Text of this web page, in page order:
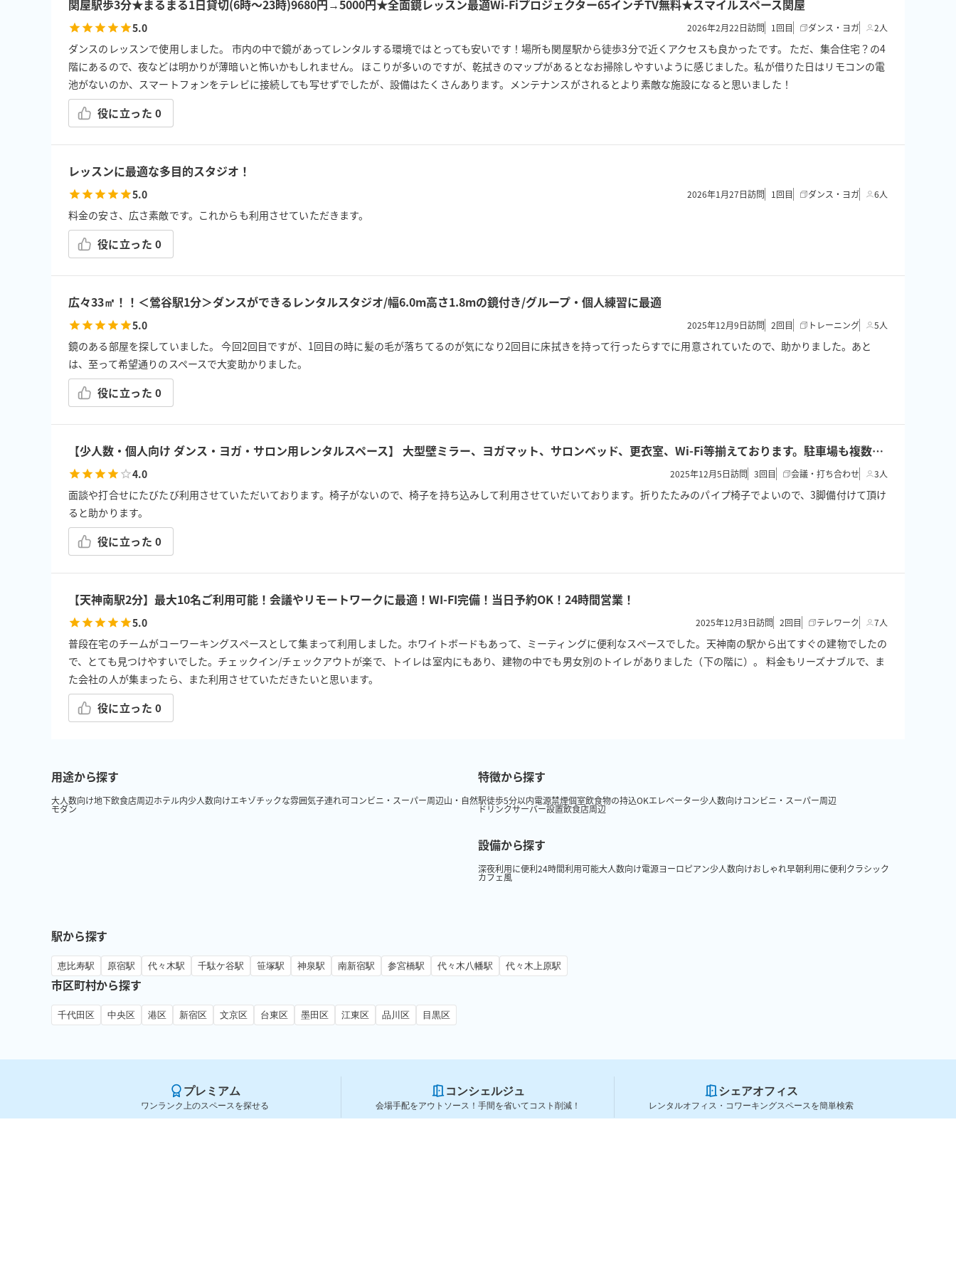
関屋駅歩3分★まるまる1日貸切(6時～23時)9680円→5000円★全面鏡レッスン最適Wi-Fiプロジェクター65インチTV無料★スマイルスペース関屋
5.0 2026年2月22日訪問 1 回目 ダンス・ヨガ 2人
ダンスのレッスンで使用しました。 市内の中で鏡があってレンタルする環境ではとっても安いです！場所も関屋駅から徒歩3分で近くアクセスも良かったです。 ただ、集合住宅？の4
階にあるので、夜などは明かりが薄暗いと怖いかもしれません。 ほこりが多いのですが、乾拭きのマップがあるとなお掃除しやすいように感じました。私が借りた日はリモコンの電
池がないのか、スマートフォンをテレビに接続しても写せずでしたが、設備はたくさんあります。メンテナンスがされるとより素敵な施設になると思いました！
役に立った 0
レッスンに最適な多目的スタジオ！
5.0 2026年1月27日訪問 1 回目 ダンス・ヨガ 6人
料金の安さ、広さ素敵です。これからも利用させていただきます。
役に立った 0
広々33㎡！！＜鶯谷駅1分＞ダンスができるレンタルスタジオ/幅6.0m高さ1.8mの鏡付き/グループ・個人練習に最適
5.0 2025年12月9日訪問 2回目 トレーニング 5人
鏡のある部屋を探していました。 今回2回目ですが、1回目の時に髪の毛が落ちてるのが気になり2回目に床拭きを持って行ったらすでに用意されていたので、助かりました。あと
は、至って希望通りのスペースで大変助かりました。
役に立った 0
【少人数・個人向け ダンス・ヨガ・サロン用レンタルスペース】 大型壁ミラー、ヨガマット、サロンベッド、更衣室、Wi-Fi等揃えております。駐車場も複数台無料。
4.0 2025年12月5日訪問 3回目 会議・打ち合わせ 3人
面談や打合せにたびたび利用させていただいております。椅子がないので、椅子を持ち込みして利用させていだいております。折りたたみのパイプ椅子でよいので、3脚備付けて頂け
ると助かります。
役に立った 0
【天神南駅2分】最大10名ご利用可能！会議やリモートワークに最適！WI-FI完備！当日予約OK！24時間営業！
5.0 2025年12月3日訪問 2回目 テレワーク 7人
普段在宅のチームがコーワーキングスペースとして集まって利用しました。ホワイトボードもあって、ミーティングに便利なスペースでした。天神南の駅から出てすぐの建物でしたの
で、とても見つけやすいでした。チェックイン/チェックアウトが楽で、トイレは室内にもあり、建物の中でも男女別のトイレがありました（下の階に）。 料金もリーズナブルで、ま
た会社の人が集まったら、また利用させていただきたいと思います。
役に立った 0
用途から探す
大人数向け地下飲食店周辺ホテル内少人数向けエキゾチックな雰囲気子連れ可コンビニ・スーパー周辺山・自然
モダン
特徴から探す
駅徒歩5分以内電源禁煙個室飲食物の持込OKエレベーター少人数向けコンビニ・スーパー周辺
ドリンクサーバー設置飲食店周辺
設備から探す
深夜利用に便利24時間利用可能大人数向け電源ヨーロピアン少人数向けおしゃれ早朝利用に便利クラシック
カフェ風
駅から探す
恵比寿駅 原宿駅 代々木駅 千駄ケ谷駅 笹塚駅 神泉駅 南新宿駅 参宮橋駅 代々木八幡駅 代々木上原駅
市区町村から探す
千代田区 中央区 港区 新宿区 文京区 台東区 墨田区 江東区 品川区 目黒区
プレミアム
ワンランク上のスペースを探せる
コンシェルジュ
会場手配をアウトソース！手間を省いてコスト削減！
シェアオフィス
レンタルオフィス・コワーキングスペースを簡単検索